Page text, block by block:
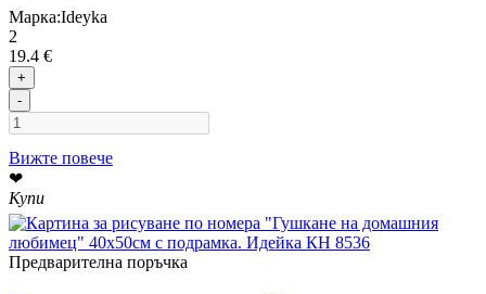
Марка:Ideyka
2
19.4 €
+
-
Вижте повече
❤
Купи
Предварителна поръчка